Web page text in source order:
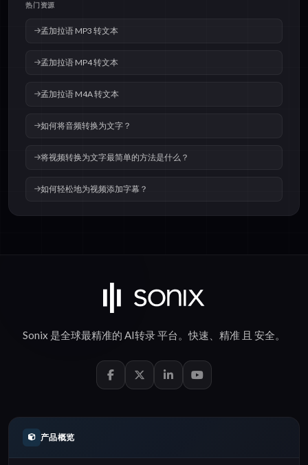
热门资源
孟加拉语 MP3 转文本
孟加拉语 MP4 转文本
孟加拉语 M4A 转文本
如何将音频转换为文字？
将视频转换为文字最简单的方法是什么？
如何轻松地为视频添加字幕？
Sonix 是全球最精准的 AI转录平台。快速 精准 且 安全。
产品概览